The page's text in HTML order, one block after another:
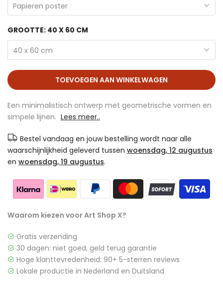
Papieren poster
GROOTTE: 40 X 60 CM
40 x 60 cm
TOEVOEGEN AAN WINKELWAGEN
Een minimalistisch ontwerp met geometrische vormen en
simpele lijnen. Lees meer..
Bestel vandaag en jouw bestelling wordt naar alle
waarschijnlijkheid geleverd tussen woensdag, 12 augustus
en woensdag, 19 augustus.
Waarom kiezen voor Art Shop X?
Gratis verzending
30 dagen: niet goed, geld terug garantie
Hoge klanttevredenheid: 90+ 5-sterren reviews
Lokale productie in Nederland en Duitsland